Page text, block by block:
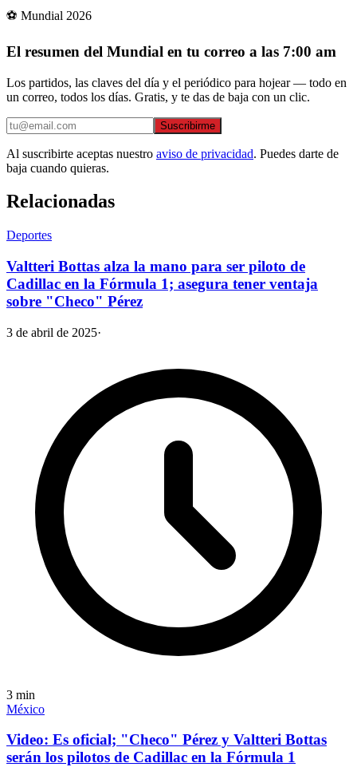
⚽ Mundial 2026
El resumen del Mundial en tu correo a las 7:00 am
Los partidos, las claves del día y el periódico para hojear — todo en
un correo, todos los días. Gratis, y te das de baja con un clic.
Suscribirme
Al suscribirte aceptas nuestro aviso de privacidad. Puedes darte de
baja cuando quieras.
Relacionadas
Deportes
Valtteri Bottas alza la mano para ser piloto de
Cadillac en la Fórmula 1; asegura tener ventaja
sobre "Checo" Pérez
3 de abril de 2025·
3 min
México
Video: Es oficial; "Checo" Pérez y Valtteri Bottas
serán los pilotos de Cadillac en la Fórmula 1